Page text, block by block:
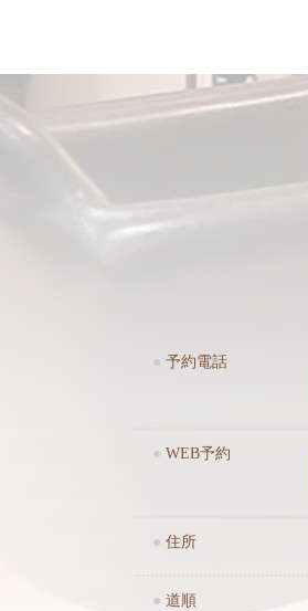
予約電話
● WEB予約
● 住所
● 道順